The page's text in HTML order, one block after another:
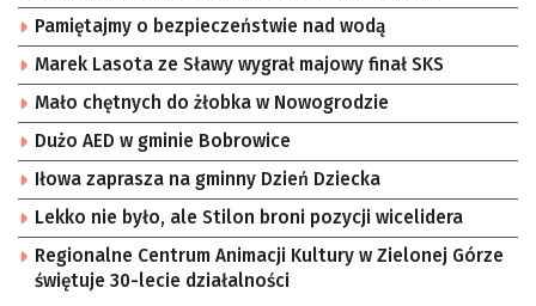
Pamiętajmy o bezpieczeństwie nad wodą
Marek Lasota ze Sławy wygrał majowy finał SKS
Mało chętnych do żłobka w Nowogrodzie
Dużo AED w gminie Bobrowice
Iłowa zaprasza na gminny Dzień Dziecka
Lekko nie było, ale Stilon broni pozycji wicelidera
Regionalne Centrum Animacji Kultury w Zielonej Górze
świętuje 30-lecie działalności